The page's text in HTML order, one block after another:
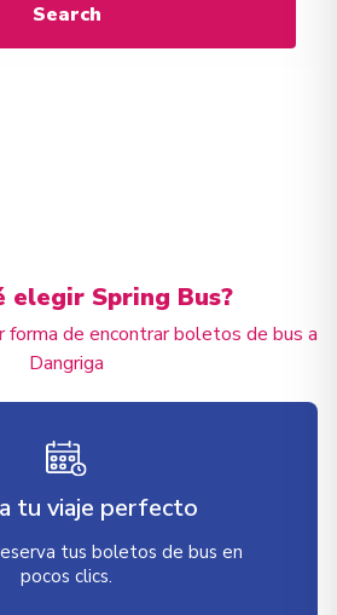
Search
elegir Spring Bus?
forma de encontrar boletos de bus a
Dangriga
tu viaje perfecto
tus boletos de bus en
pocos clics.